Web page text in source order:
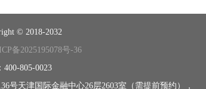
© 2018-2032
备2025195078号-36
805-0023
号天津国际金融中心26层2603室（需提前预约），